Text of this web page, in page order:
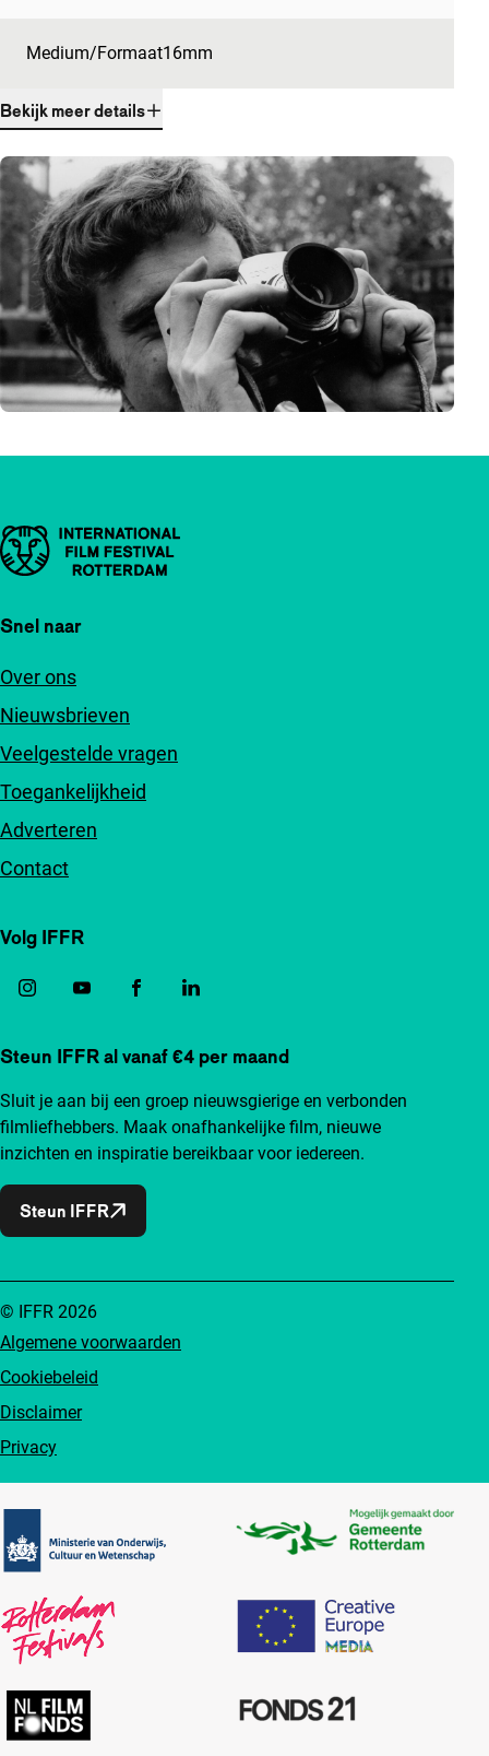
Medium/Formaat16mm
Bekijk meer details
Belangrijke links
Snel naar
Over ons
Nieuwsbrieven
Veelgestelde vragen
Toegankelijkheid
Adverteren
Contact
Volg IFFR
Steun IFFR al vanaf €4 per maand
Sluit je aan bij een groep nieuwsgierige en verbonden
filmliefhebbers. Maak onafhankelijke film, nieuwe
inzichten en inspiratie bereikbaar voor iedereen.
Steun IFFR
Algemene voorwaarden
Cookiebeleid
Disclaimer
Privacy
© IFFR 2026